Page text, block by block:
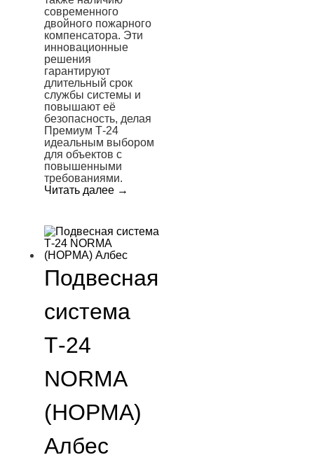
современного
двойного пожарного
компенсатора. Эти
инновационные
решения
гарантируют
длительный срок
службы системы и
повышают её
безопасность, делая
Премиум Т-24
идеальным выбором
для объектов с
повышенными
требованиями.
Читать далее →
Подвесная
система
Т-24
NORMA
(НОРМА)
Албес